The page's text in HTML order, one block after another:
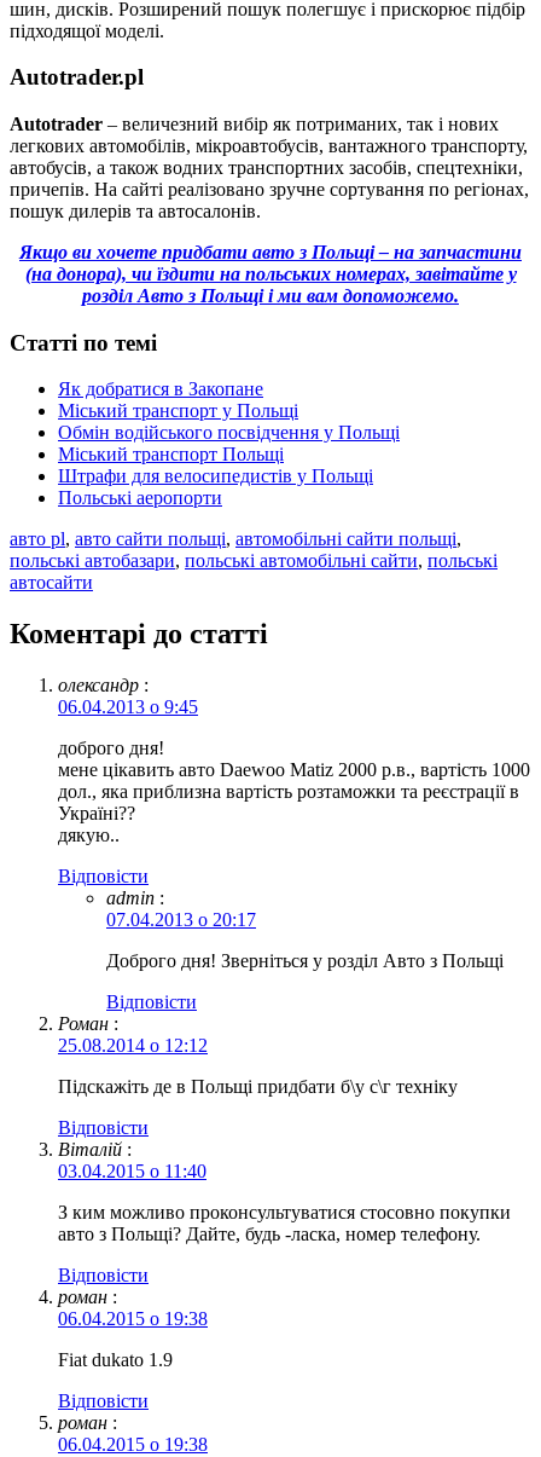
шин, дисків. Розширений пошук полегшує і прискорює підбір
підходящої моделі.
Autotrader.pl
Autotrader – величезний вибір як потриманих, так і нових
легкових автомобілів, мікроавтобусів, вантажного транспорту,
автобусів, а також водних транспортних засобів, спецтехніки,
причепів. На сайті реалізовано зручне сортування по регіонах,
пошук дилерів та автосалонів.
Якщо ви хочете придбати авто з Польщі – на запчастини
(на донора), чи їздити на польських номерах, завітайте у
розділ Авто з Польщі і ми вам допоможемо.
Статті по темі
Як добратися в Закопане
Міський транспорт у Польщі
Обмін водійського посвідчення у Польщі
Міський транспорт Польщі
Штрафи для велосипедистів у Польщі
Польські аеропорти
авто pl, авто сайти польщі, автомобільні сайти польщі,
польські автобазари, польські автомобільні сайти, польські
автосайти
Коментарі до статті
олександр :
06.04.2013 о 9:45
доброго дня!
мене цікавить авто Daewoo Matiz 2000 р.в., вартість 1000
дол., яка приблизна вартість розтаможки та реєстрації в
Україні??
дякую..
Відповіcти
admin :
07.04.2013 о 20:17
Доброго дня! Зверніться у розділ Авто з Польщі
Відповіcти
Роман :
25.08.2014 о 12:12
Підскажіть де в Польщі придбати б\у с\г техніку
Відповіcти
Віталій :
03.04.2015 о 11:40
З ким можливо проконсультуватися стосовно покупки
авто з Польщі? Дайте, будь -ласка, номер телефону.
Відповіcти
роман :
06.04.2015 о 19:38
Fiat dukato 1.9
Відповіcти
роман :
06.04.2015 о 19:38